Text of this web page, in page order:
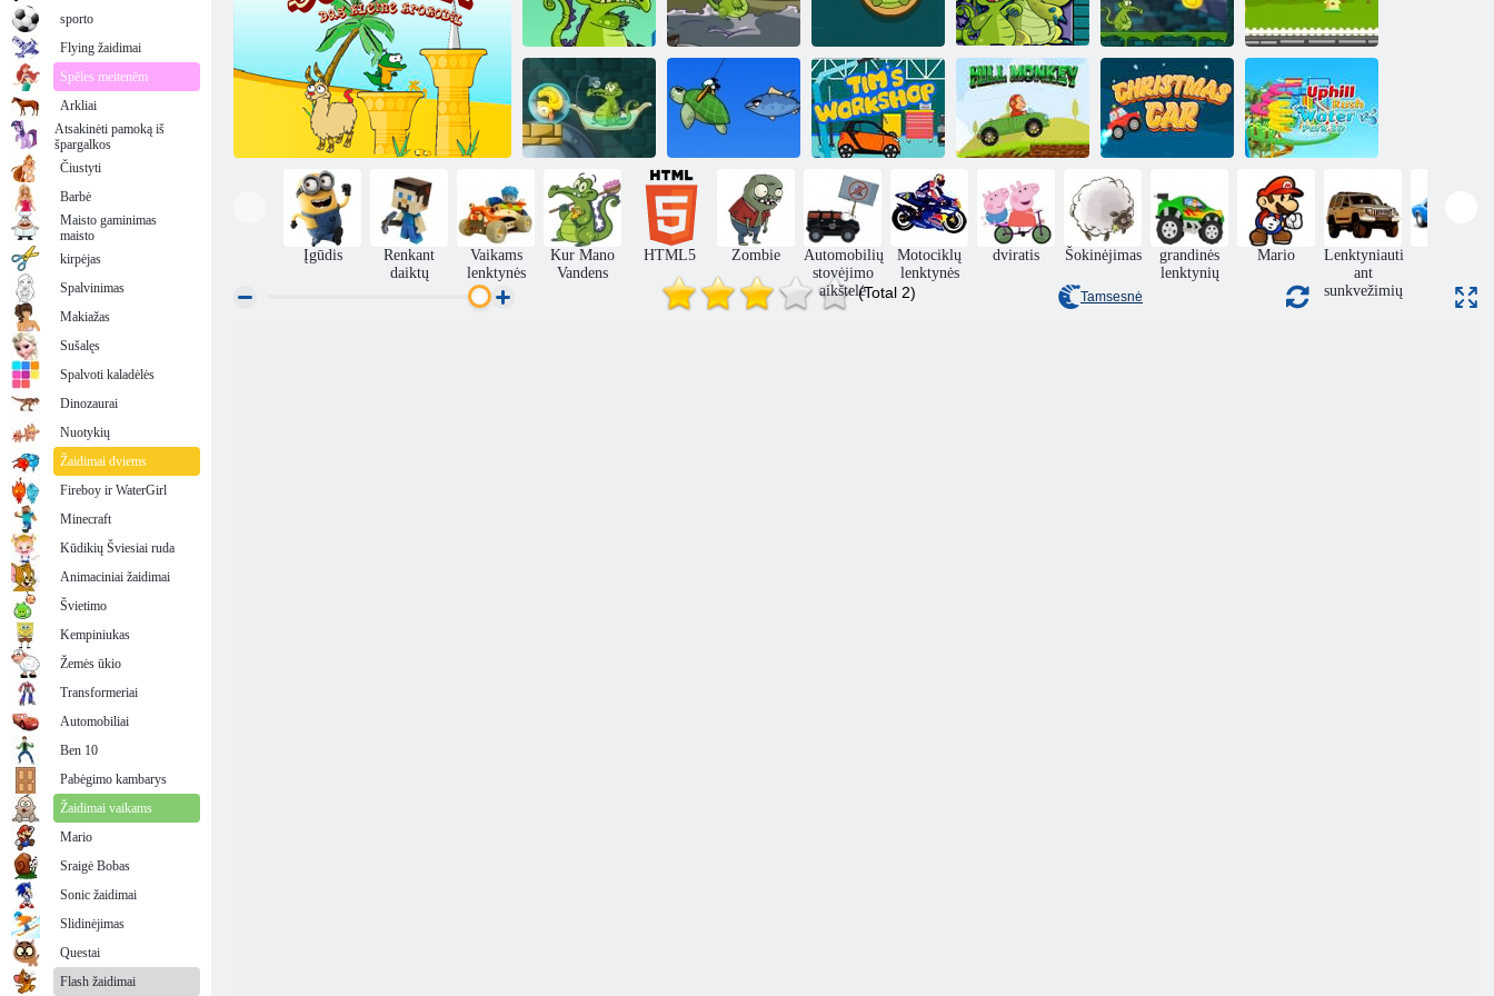
Pelkėta
Motorinis
lenktynės
Krokodilas
parkour
Krokodilas iš
pažinčių antis
Kur yra mano
antis?
Krokodilo
keliauti
Kur mano
vanduo? Kova
lėktuvai
Kur yra mano
antis?
Pelkėta žvejyba Timo dirbtuvės Kalno beždžionė
Kalėdinis
automobilis
Uphill Rush
vandens parkas
Įgūdis
Renkant
daiktų
Vaikams
lenktynės
Kur Mano
Vandens
HTML5 Zombie
Automobilių
stovėjimo
aikštelė
Motociklų
lenktynės
dviratis Šokinėjimas
grandinės
lenktynių
Mario
Lenktyniauti
ant
sunkvežimių
(Total 2) Tamsesnė
sporto
Flying žaidimai
Spēles meitenēm
Arkliai
Atsakinėti pamoką iš
špargalkos
Čiustyti
Barbė
Maisto gaminimas
maisto
kirpėjas
Spalvinimas
Makiažas
Sušalęs
Spalvoti kaladėlės
Dinozaurai
Nuotykių
Žaidimai dviems
Fireboy ir WaterGirl
Minecraft
Kūdikių Šviesiai ruda
Animaciniai žaidimai
Švietimo
Kempiniukas
Žemės ūkio
Transformeriai
Automobiliai
Ben 10
Pabėgimo kambarys
Žaidimai vaikams
Mario
Sraigė Bobas
Sonic žaidimai
Slidinėjimas
Questai
Flash žaidimai